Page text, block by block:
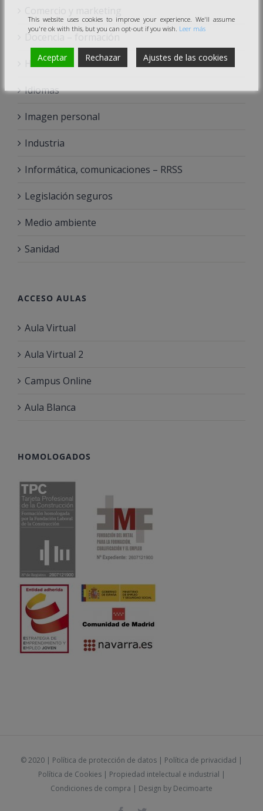
Docencia – formación
Hostelería
Idiomas
Imagen personal
Industria
Informática, comunicaciones – RRSS
Legislación seguros
Medio ambiente
Sanidad
ACCESO AULAS
Aula Virtual
Aula Virtual 2
Campus Online
Aula Blanca
HOMOLOGADOS
© 2020 | Política de protección de datos | Política de privacidad |
Política de Cookies| Propiedad intelectual e industrial |
Condiciones de compra | Design by Decimoarte
This website uses cookies to improve your experience. We'll assume
you're ok with this, but you can opt-out if you wish. Leer más
Aceptar Rechazar Ajustes de las cookies